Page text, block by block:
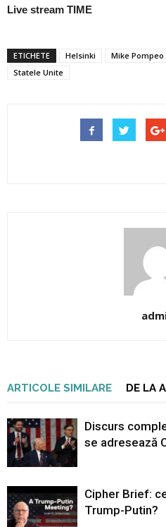
Live stream TIME
ETICHETE Helsinki Mike Pompeo
Statele Unite
ARTICOLE SIMILARE DE LA
Discurs
se adresează
Cipher Brief:
Trump-Putin?